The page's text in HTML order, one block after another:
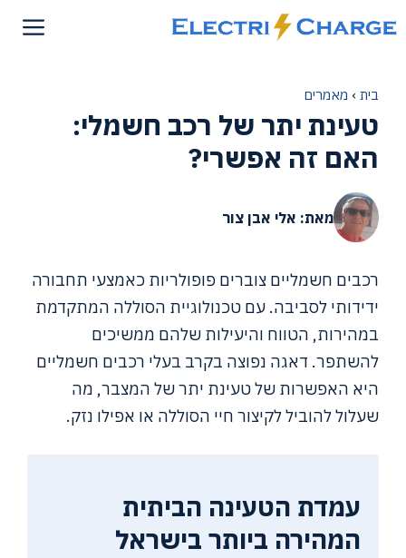
לתוכן
בית › מאמרים
טעינת יתר של רכב חשמלי:
האם זה אפשרי?
מאת: אלי אבן צור
רכבים חשמליים צוברים פופולריות כאמצעי תחבורה
ידידותי לסביבה. עם טכנולוגיית הסוללה המתקדמת
במהירות, הטווח והיעילות שלהם ממשיכים
להשתפר. דאגה נפוצה בקרב בעלי רכבים חשמליים
היא האפשרות של טעינת יתר של המצבר, מה
שעלול להוביל לקיצור חיי הסוללה או אפילו נזק.
עמדת הטעינה הביתית
המהירה ביותר בישראל